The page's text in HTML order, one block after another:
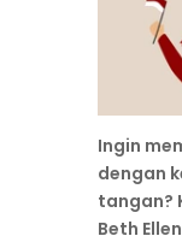
Ingin
dengan
tangan?
Beth